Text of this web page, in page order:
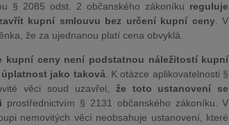
§ 2085 odst. 2 občanského zákoníku reguluje
kupní smlouvu bez určení kupní ceny. V
že za ujednanou platí cena obvyklá.
kupní ceny není podstatnou náležitostí kupní
jako taková . K otázce aplikovatelnosti §
věci soud uzavřel, že toto ustanovení se
prostřednictvím § 2131 občanského zákoníku. V
nemovitých věcí neobsahuje ustanovení, které